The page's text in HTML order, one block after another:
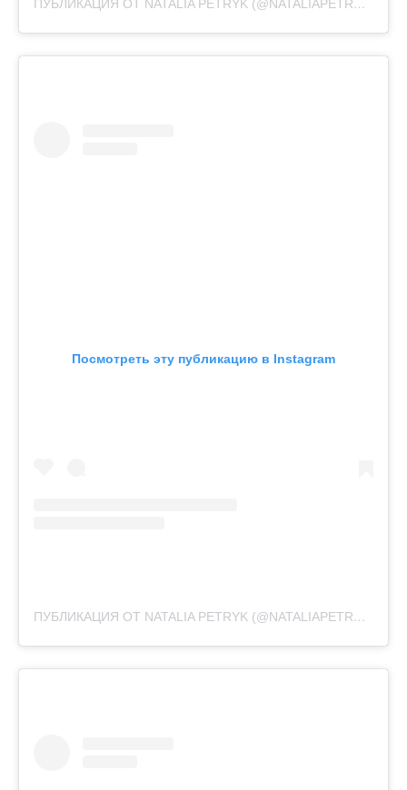
ПУБЛИКАЦИЯ ОТ NATALIA PETRYK (@NATALIAPETRYK)
Посмотреть эту публикацию в Instagram
ПУБЛИКАЦИЯ ОТ NATALIA PETRYK (@NATALIAPETRYK)